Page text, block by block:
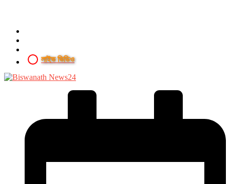
লাইভ ভিডিও